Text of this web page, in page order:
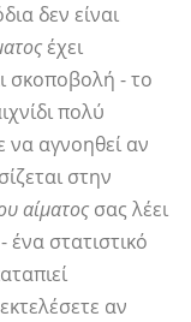
δεν είναι
έχει
σκοποβολή - το
πολύ
αγνοηθεί αν
στην
αίματος σας λέει
στατιστικό
αν